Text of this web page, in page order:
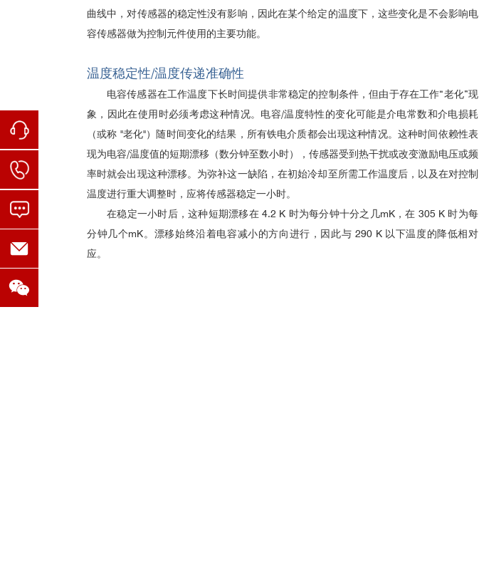
曲线中，对传感器的稳定性没有影响，因此在某个给定的温度下，这些变化是不会影响电
容传感器做为控制元件使用的主要功能。
温度稳定性/温度传递准确性
电容传感器在工作温度下长时间提供非常稳定的控制条件，但由于存在工作“老化”现
象，因此在使用时必须考虑这种情况。电容/温度特性的变化可能是介电常数和介电损耗
（或称 "老化"）随时间变化的结果，所有铁电介质都会出现这种情况。这种时间依赖性表
现为电容/温度值的短期漂移（数分钟至数小时），传感器受到热干扰或改变激励电压或频
率时就会出现这种漂移。为弥补这一缺陷，在初始冷却至所需工作温度后，以及在对控制
温度进行重大调整时，应将传感器稳定一小时。
在稳定一小时后，这种短期漂移在 4.2 K 时为每分钟十分之几mK，在 305 K 时为每
分钟几个mK。漂移始终沿着电容减小的方向进行，因此与 290 K 以下温度的降低相对
应。